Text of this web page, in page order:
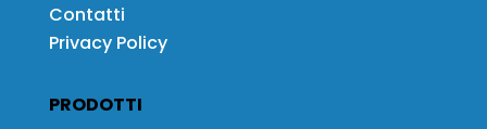
Contatti
Privacy Policy
PRODOTTI